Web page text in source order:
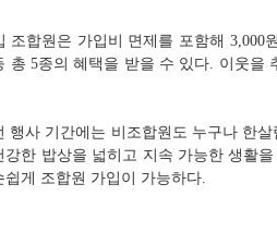
조합원은 가입비 면제를 포함해 3,000
총 5종의 혜택을 받을 수 있다. 이웃을
행사 기간에는 비조합원도 누구나 한
강한 밥상을 넓히고 지속 가능한 생활
쉽게 조합원 가입이 가능하다.